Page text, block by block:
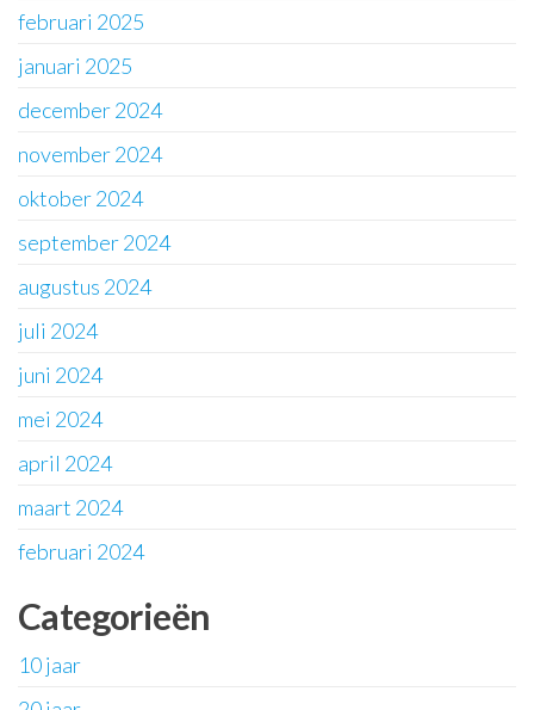
februari 2025
januari 2025
december 2024
november 2024
oktober 2024
september 2024
augustus 2024
juli 2024
juni 2024
mei 2024
april 2024
maart 2024
februari 2024
Categorieën
10 jaar